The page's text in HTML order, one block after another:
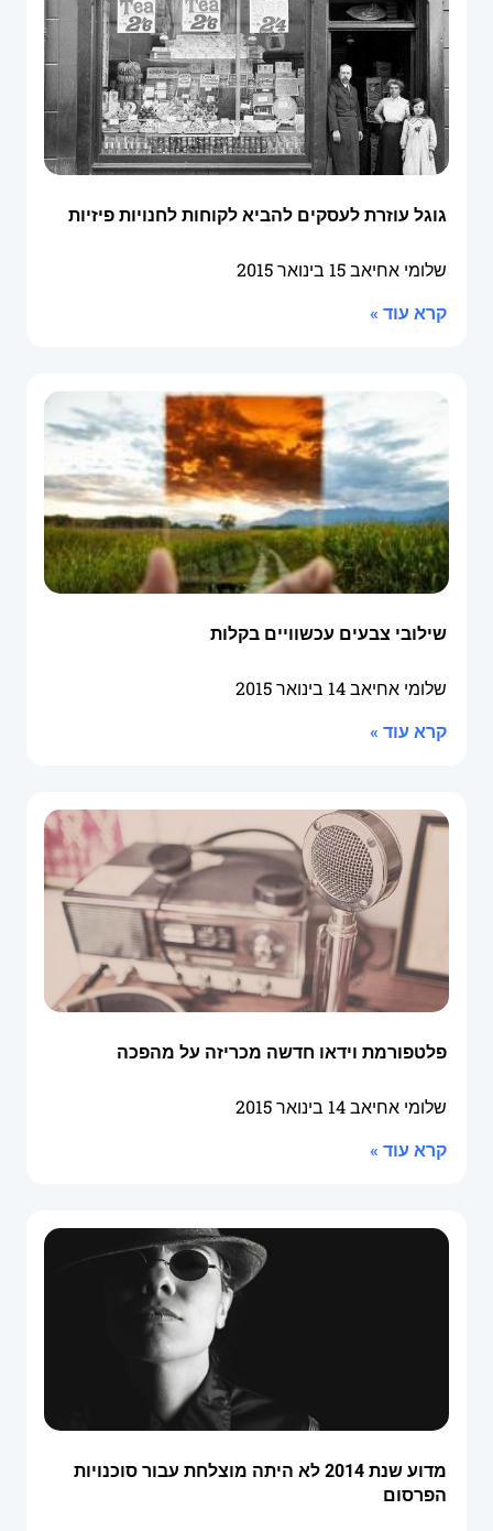
גוגל עוזרת לעסקים להביא לקוחות לחנויות פיזיות
שלומי אחיאב15 בינואר 2015
קרא עוד »
שילובי צבעים עכשוויים בקלות
שלומי אחיאב14 בינואר 2015
קרא עוד »
פלטפורמת וידאו חדשה מכריזה על מהפכה
שלומי אחיאב14 בינואר 2015
קרא עוד »
מדוע שנת 2014 לא היתה מוצלחת עבור סוכנויות
הפרסום